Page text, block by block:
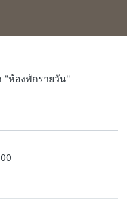
"ห้องพักรายวัน"